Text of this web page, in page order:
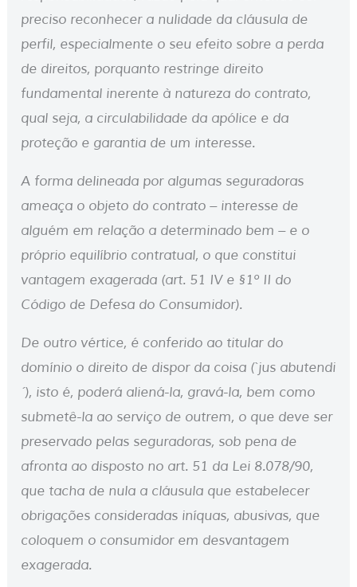
preciso reconhecer a nulidade da cláusula de
perfil, especialmente o seu efeito sobre a perda
de direitos, porquanto restringe direito
fundamental inerente à natureza do contrato,
qual seja, a circulabilidade da apólice e da
proteção e garantia de um interesse.
A forma delineada por algumas seguradoras
ameaça o objeto do contrato – interesse de
alguém em relação a determinado bem – e o
próprio equilíbrio contratual, o que constitui
vantagem exagerada (art. 51 IV e §1º II do
Código de Defesa do Consumidor).
De outro vértice, é conferido ao titular do
domínio o direito de dispor da coisa (`jus abutendi
´), isto é, poderá aliená-la, gravá-la, bem como
submetê-la ao serviço de outrem, o que deve ser
preservado pelas seguradoras, sob pena de
afronta ao disposto no art. 51 da Lei 8.078/90,
que tacha de nula a cláusula que estabelecer
obrigações consideradas iníquas, abusivas, que
coloquem o consumidor em desvantagem
exagerada.